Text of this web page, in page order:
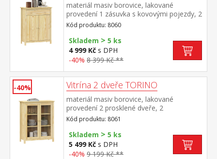
materiál masiv borovice, lakované
provedení 1 zásuvka s kovovými pojezdy, 2
plné dveře, 1 police maximální nosnosti
uvedeny v návodu k montáži
Kód produktu: 8060
Skladem > 5 ks
4 999 Kč s DPH
-40% 8 399 Kč **
-40% Vitrína 2 dveře TORINO
materiál masiv borovice, lakované
provedení 2 prosklené dveře, 2
police maximální nosnosti uvedeny v
návodu k montáži
Kód produktu: 8061
Skladem > 5 ks
5 499 Kč s DPH
-40% 9 199 Kč **